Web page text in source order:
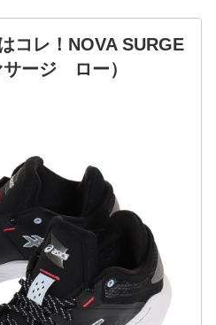
コレ！NOVA SURGE
ージ ロー）